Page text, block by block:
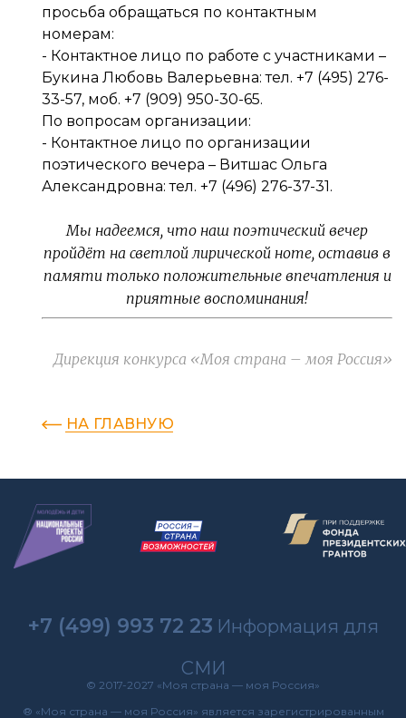
просьба обращаться по контактным
номерам:
- Контактное лицо по работе с участниками –
Букина Любовь Валерьевна: тел. +7 (495) 276-
33-57, моб. +7 (909) 950-30-65.
По вопросам организации:
- Контактное лицо по организации
поэтического вечера – Витшас Ольга
Александровна: тел. +7 (496) 276-37-31.
Мы надеемся, что наш поэтический вечер
пройдёт на светлой лирической ноте, оставив в
памяти только положительные впечатления и
приятные воспоминания!
Дирекция конкурса «Моя страна – моя Россия»
НА ГЛАВНУЮ
+7 (499) 993 72 23 Информация для
СМИ
© 2017-2027 «Моя страна — моя Россия»
® «Моя страна — моя Россия» является зарегистрированным